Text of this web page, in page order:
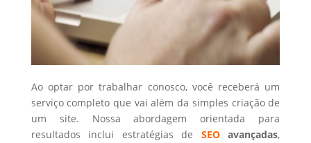
Ao optar por trabalhar conosco, você receberá um
serviço completo que vai além da simples criação de
um site. Nossa abordagem orientada para
resultados inclui estratégias de SEOavançadas,